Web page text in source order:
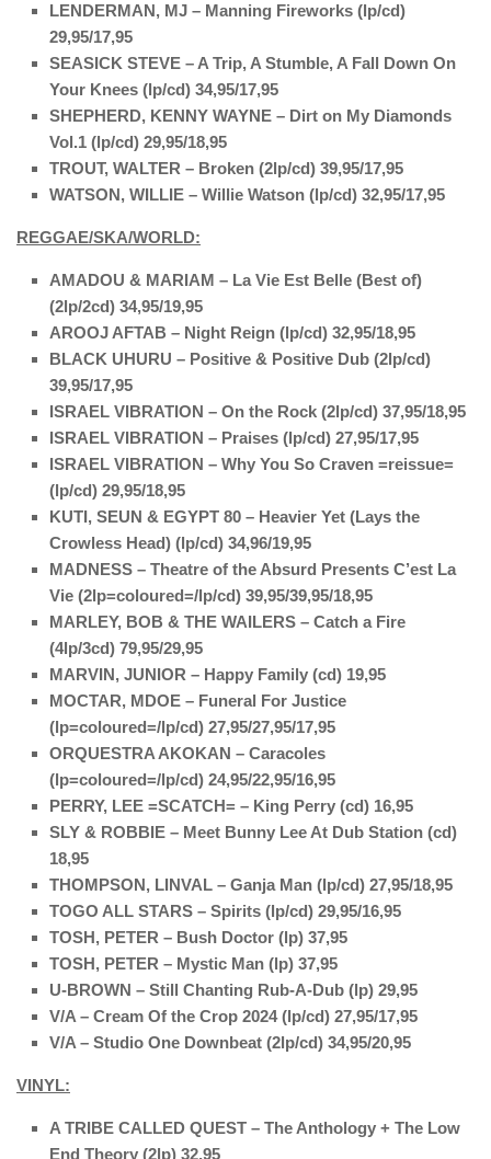
LENDERMAN, MJ – Manning Fireworks (lp/cd)
29,95/17,95
SEASICK STEVE – A Trip, A Stumble, A Fall Down On
Your Knees (lp/cd) 34,95/17,95
SHEPHERD, KENNY WAYNE – Dirt on My Diamonds
Vol.1 (lp/cd) 29,95/18,95
TROUT, WALTER – Broken (2lp/cd) 39,95/17,95
WATSON, WILLIE – Willie Watson (lp/cd) 32,95/17,95
REGGAE/SKA/WORLD:
AMADOU & MARIAM – La Vie Est Belle (Best of)
(2lp/2cd) 34,95/19,95
AROOJ AFTAB – Night Reign (lp/cd) 32,95/18,95
BLACK UHURU – Positive & Positive Dub (2lp/cd)
39,95/17,95
ISRAEL VIBRATION – On the Rock (2lp/cd) 37,95/18,95
ISRAEL VIBRATION – Praises (lp/cd) 27,95/17,95
ISRAEL VIBRATION – Why You So Craven =reissue=
(lp/cd) 29,95/18,95
KUTI, SEUN & EGYPT 80 – Heavier Yet (Lays the
Crowless Head) (lp/cd) 34,96/19,95
MADNESS – Theatre of the Absurd Presents C’est La
Vie (2lp=coloured=/lp/cd) 39,95/39,95/18,95
MARLEY, BOB & THE WAILERS – Catch a Fire
(4lp/3cd) 79,95/29,95
MARVIN, JUNIOR – Happy Family (cd) 19,95
MOCTAR, MDOE – Funeral For Justice
(lp=coloured=/lp/cd) 27,95/27,95/17,95
ORQUESTRA AKOKAN – Caracoles
(lp=coloured=/lp/cd) 24,95/22,95/16,95
PERRY, LEE =SCATCH= – King Perry (cd) 16,95
SLY & ROBBIE – Meet Bunny Lee At Dub Station (cd)
18,95
THOMPSON, LINVAL – Ganja Man (lp/cd) 27,95/18,95
TOGO ALL STARS – Spirits (lp/cd) 29,95/16,95
TOSH, PETER – Bush Doctor (lp) 37,95
TOSH, PETER – Mystic Man (lp) 37,95
U-BROWN – Still Chanting Rub-A-Dub (lp) 29,95
V/A – Cream Of the Crop 2024 (lp/cd) 27,95/17,95
V/A – Studio One Downbeat (2lp/cd) 34,95/20,95
VINYL:
A TRIBE CALLED QUEST – The Anthology + The Low
End Theory (2lp) 32,95